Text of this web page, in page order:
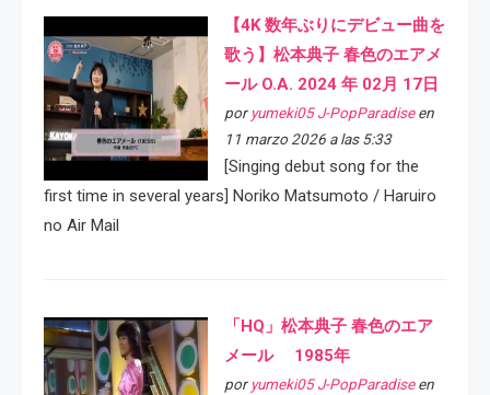
【4K 数年ぶりにデビュー曲を
歌う】松本典子 春色のエアメ
ール O.A. 2024 年 02月 17日
por yumeki05 J-PopParadiseen
11 marzo 2026 a las 5:33
[Singing debut song for the
first time in several years] Noriko Matsumoto / Haruiro
no Air Mail
「HQ」松本典子 春色のエア
メール 1985年
por yumeki05 J-PopParadiseen